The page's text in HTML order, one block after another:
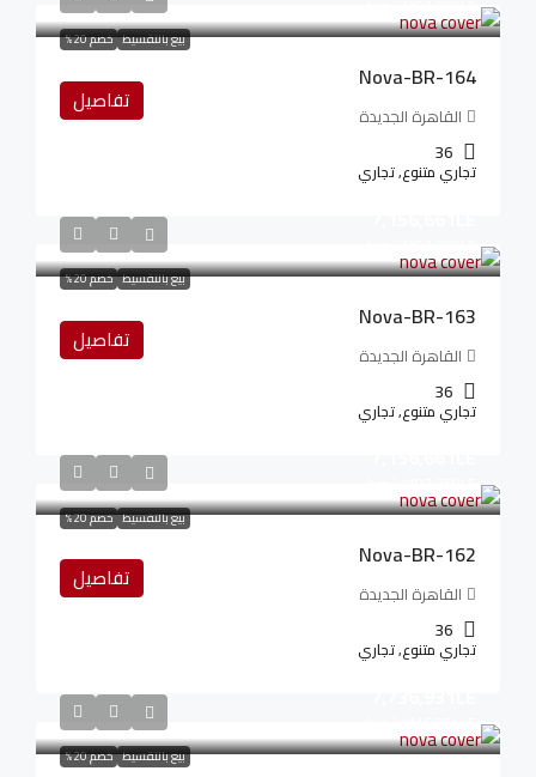
بيع بالتقسيط خصم 20%
Nova-BR-164
القاهرة الجديدة
36
تجاري متنوع, تجاري
تفاصيل
بيع بالتقسيط خصم 20%
Nova-BR-163
القاهرة الجديدة
36
تجاري متنوع, تجاري
تفاصيل
بيع بالتقسيط خصم 20%
Nova-BR-162
القاهرة الجديدة
36
تجاري متنوع, تجاري
تفاصيل
بيع بالتقسيط خصم 20%